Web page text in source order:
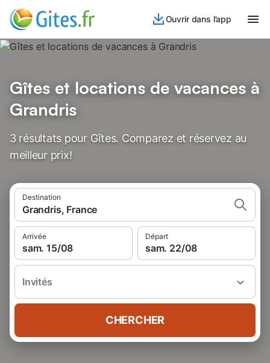
Ouvrir dans l’app
Gîtes et locations de vacances à
Grandris
3 résultats pour Gîtes. Comparez et réservez au
meilleur prix!
Destination
Grandris, France
Arrivée
sam. 15/08
Départ
sam. 22/08
Invités
CHERCHER